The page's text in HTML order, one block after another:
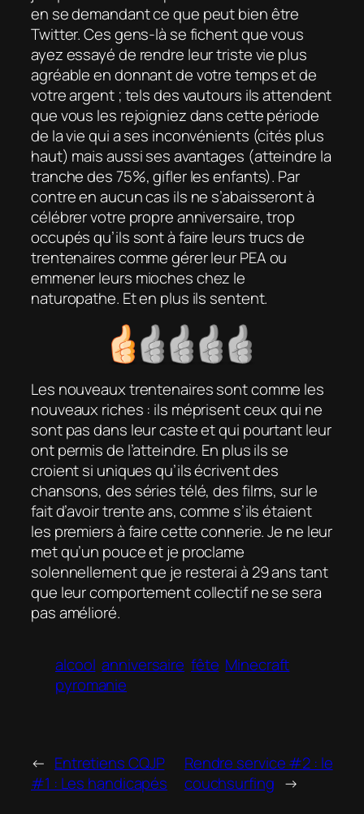
en se demandant ce que peut bien être
Twitter. Ces gens-là se fichent que vous
ayez essayé de rendre leur triste vie plus
agréable en donnant de votre temps et de
votre argent ; tels des vautours ils attendent
que vous les rejoigniez dans cette période
de la vie qui a ses inconvénients (cités plus
haut) mais aussi ses avantages (atteindre la
tranche des 75%, gifler les enfants). Par
contre en aucun cas ils ne s’abaisseront à
célébrer votre propre anniversaire, trop
occupés qu’ils sont à faire leurs trucs de
trentenaires comme gérer leur PEA ou
emmener leurs mioches chez le
naturopathe. Et en plus ils sentent.
Les nouveaux trentenaires sont comme les
nouveaux riches : ils méprisent ceux qui ne
sont pas dans leur caste et qui pourtant leur
ont permis de l’atteindre. En plus ils se
croient si uniques qu’ils écrivent des
chansons, des séries télé, des films, sur le
fait d’avoir trente ans, comme s’ils étaient
les premiers à faire cette connerie. Je ne leur
met qu’un pouce et je proclame
solennellement que je resterai à 29 ans tant
que leur comportement collectif ne se sera
pas amélioré.
alcool anniversaire fête Minecraft
pyromanie
← Entretiens CQJP
#1 : Les handicapés
Rendre service #2 : le
couchsurfing →